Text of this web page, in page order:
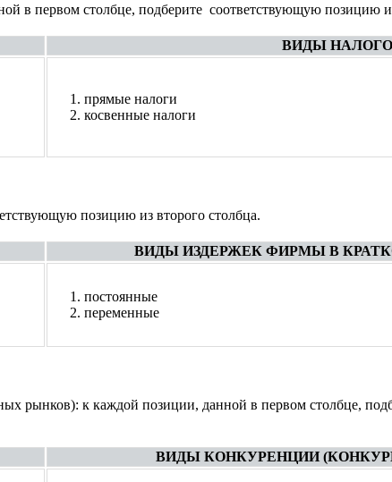
в первом столбце, подберите соответствующую позицию
ВИДЫ
прямые налоги
косвенные налоги
позицию из второго столбца.
ВИДЫ ИЗДЕРЖЕК ФИРМЫ В
постоянные
переменные
рынков): к каждой позиции, данной в первом столбце,
ВИДЫ КОНКУРЕНЦИИ